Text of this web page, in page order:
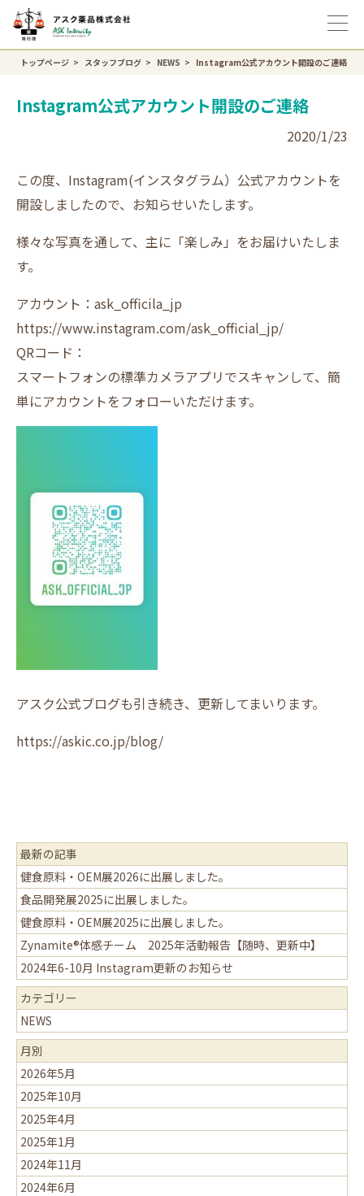
トップページ スタッフブログ NEWS Instagram公式アカウント開設のご連絡
Instagram公式アカウント開設のご連絡
2020/1/23
この度、Instagram(インスタグラム）公式アカウントを
開設しましたので、お知らせいたします。
様々な写真を通して、主に「楽しみ」をお届けいたしま
す。
アカウント：ask_officila_jp
https://www.instagram.com/ask_official_jp/
QRコード：
スマートフォンの標準カメラアプリでスキャンして、簡
単にアカウントをフォローいただけます。
アスク公式ブログも引き続き、更新してまいります。
https://askic.co.jp/blog/
最新の記事
健食原料・OEM展2026に出展しました。
食品開発展2025に出展しました。
健食原料・OEM展2025に出展しました。
Zynamite®体感チーム 2025年活動報告【随時、更新中】
2024年6-10月 Instagram更新のお知らせ
カテゴリー
NEWS
月別
2026年5月
2025年10月
2025年4月
2025年1月
2024年11月
2024年6月